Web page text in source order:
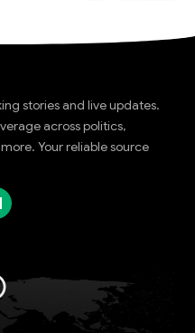
stories and live updates.
across politics,
Your reliable source